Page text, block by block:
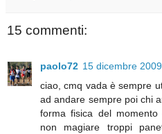
15 commenti:
paolo72 15 dicembre
ciao, cmq vada è sempre
ad andare sempre poi chi
forma fisica del
non magiare troppi